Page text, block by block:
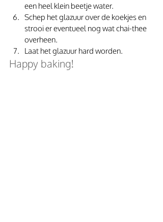
een heel klein beetje water.
Schep het glazuur over de koekjes en
strooi er eventueel nog wat chai-thee
overheen.
Laat het glazuur hard worden.
Happy baking!